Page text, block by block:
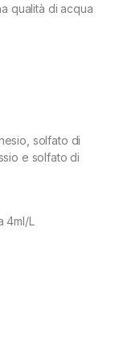
qualità di acqua
solfato di
e solfato di
4ml/L
- 1L quantity